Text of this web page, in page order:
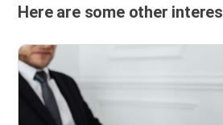
Here are some other